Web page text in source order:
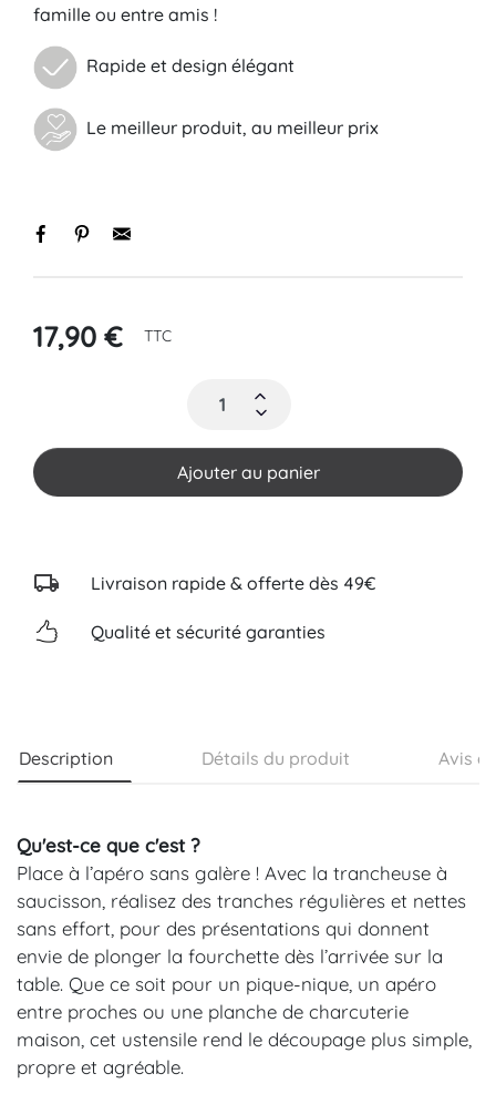
famille ou entre amis !
Rapide et design élégant
Le meilleur produit, au meilleur prix
17,90 € TTC
Ajouter au panier
Livraison rapide & offerte dès 49€
Qualité et sécurité garanties
Description Détails du produit Avis
Qu'est-ce que c'est ?
Place à l’apéro sans galère ! Avec la trancheuse à
saucisson, réalisez des tranches régulières et nettes
sans effort, pour des présentations qui donnent
envie de plonger la fourchette dès l’arrivée sur la
table. Que ce soit pour un pique-nique, un apéro
entre proches ou une planche de charcuterie
maison, cet ustensile rend le découpage plus simple,
propre et agréable.